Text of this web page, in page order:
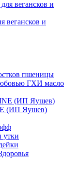
вегансков и
пшеницы
ГХИ масло
(ИП Яушев)
утки